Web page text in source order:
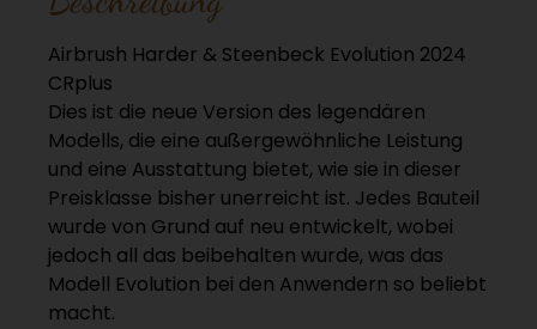
Airbrush Harder & Steenbeck Evolution 2024
CRplus
Dies ist die neue Version des legendären
Modells, die eine außergewöhnliche Leistung
und eine Ausstattung bietet, wie sie in dieser
Preisklasse bisher unerreicht ist. Jedes Bauteil
wurde von Grund auf neu entwickelt, wobei
jedoch all das beibehalten wurde, was das
Modell Evolution bei den Anwendern so beliebt
macht.